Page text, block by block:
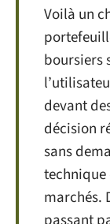
Voilà un
boursiers
devant
décision
sans
marchés.